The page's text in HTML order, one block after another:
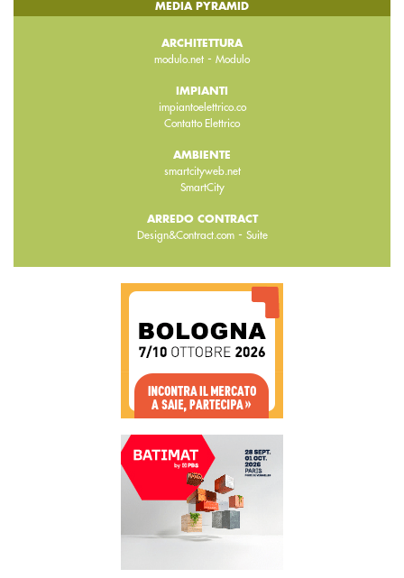
MEDIA PYRAMID
ARCHITETTURA
modulo.net - Modulo
IMPIANTI
impiantoelettrico.co
Contatto Elettrico
AMBIENTE
smartcityweb.net
SmartCity
ARREDO CONTRACT
Design&Contract.com- Suite